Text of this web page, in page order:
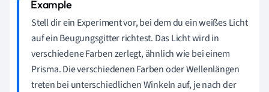
Stell dir ein Experiment vor, bei dem du ein weißes Licht
auf ein Beugungsgitter richtest. Das Licht wird in
verschiedene Farben zerlegt, ähnlich wie bei einem
Prisma. Die verschiedenen Farben oder Wellenlängen
treten bei unterschiedlichen Winkeln auf, je nach der